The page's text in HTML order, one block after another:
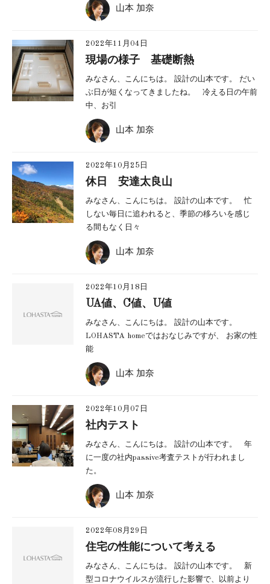
山本 加奈
2022年11月04日
現場の様子 基礎断熱
みなさん、こんにちは。 設計の山本です。 だい
ぶ日が短くなってきましたね。 冷える日の午前
中、お引
山本 加奈
2022年10月25日
休日 安達太良山
みなさん、こんにちは。 設計の山本です。 忙
しない毎日に追われると、季節の移ろいを感じ
る間もなく日々
山本 加奈
2022年10月18日
UA値、C値、U値
みなさん、こんにちは。 設計の山本です。
LOHASTA homeではおなじみですが、 お家の性
能
山本 加奈
2022年10月07日
社内テスト
みなさん、こんにちは。 設計の山本です。 年
に一度の社内passive考査テストが行われまし
た。
山本 加奈
2022年08月29日
住宅の性能について考える
みなさん、こんにちは。 設計の山本です。 新
型コロナウイルスが流行した影響で、以前より